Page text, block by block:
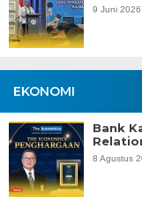
9 Juni
EKONOMI
Bank
8 Agustus